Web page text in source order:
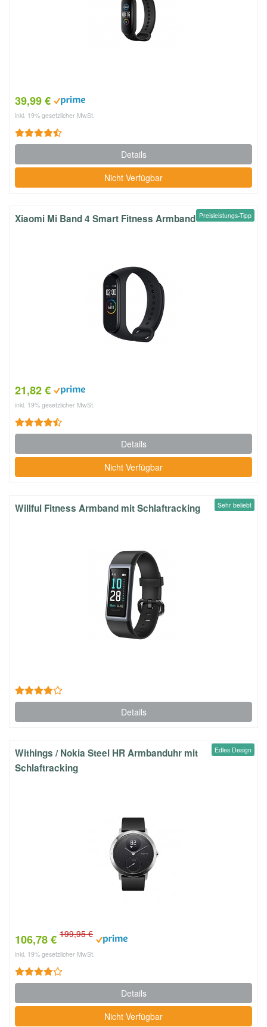
39,99 €
inkl. 19% gesetzlicher MwSt.
Details
Nicht Verfügbar
Preisleistungs-Tipp
Xiaomi Mi Band 4 Smart Fitness Armband
21,82 €
inkl. 19% gesetzlicher MwSt.
Details
Nicht Verfügbar
Sehr beliebt
Willful Fitness Armband mit Schlaftracking
Details
Edles Design
Withings / Nokia Steel HR Armbanduhr mit
Schlaftracking
106,78 € 199,95 €
inkl. 19% gesetzlicher MwSt.
Details
Nicht Verfügbar